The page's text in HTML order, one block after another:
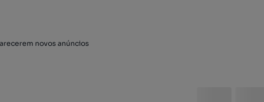
novos anúncios